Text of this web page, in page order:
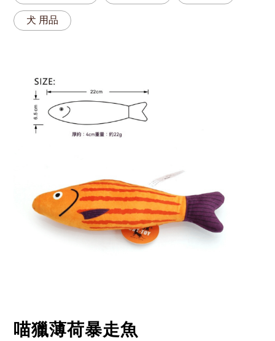
犬 用品
喵獵薄荷暴走魚